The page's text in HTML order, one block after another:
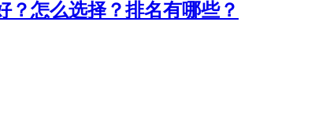
？怎么选择？排名有哪些？